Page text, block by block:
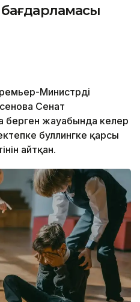
Министрдің
Сенат
берген жауабында келер
буллингке қарсы
айтқан.